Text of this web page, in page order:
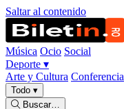
Saltar al contenido
Música Ocio Social
Deporte ▾
Arte y Cultura Conferencia
Todo ▾
Buscar…